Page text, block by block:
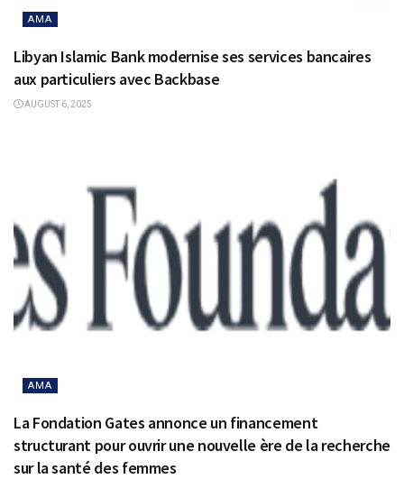
AMA
Libyan Islamic Bank modernise ses services bancaires
aux particuliers avec Backbase
AUGUST 6, 2025
AMA
La Fondation Gates annonce un financement
structurant pour ouvrir une nouvelle ère de la recherche
sur la santé des femmes